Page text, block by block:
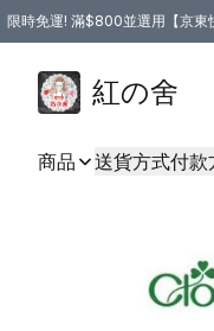
限時免運! 滿$800並選用【京東
紅の舍
商品 送貨方式付款